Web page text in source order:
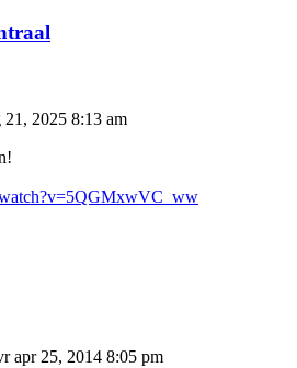
21, 2025 8:13 am
apr 25, 2014 8:05 pm